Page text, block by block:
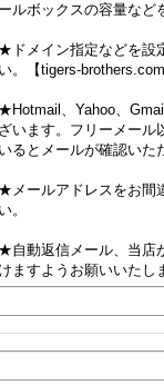
ールボックスの容量など
★ドメイン指定などを設
い。【tigers-brothers.com
★Hotmail、Yahoo、
ざいます。フリーメール
いるとメールが確認いた
★メールアドレスをお間
い。
★自動返信メール、当店
けますようお願いいたし